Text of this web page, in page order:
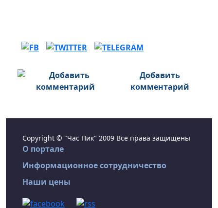
Добавить
комментарий
Copyright © "Час Пик" 2009 Все права защищены
О портале
Информационное сотрудничество
Наши цены